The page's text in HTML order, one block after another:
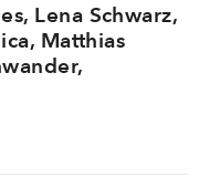
Lena Schwarz,
Matthias